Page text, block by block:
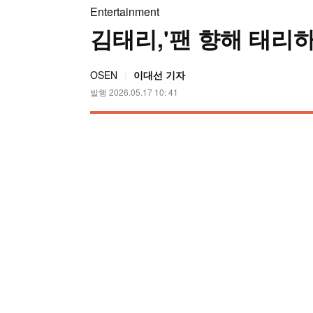
Entertainment
김태리,'팬 향해 태리
OSEN 이대선 기자
발행 2026.05.17 10: 41